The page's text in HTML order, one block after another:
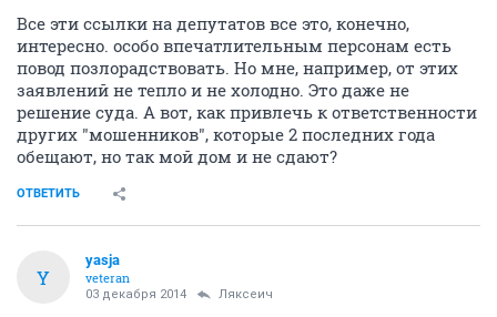
Все эти ссылки на депутатов все это, конечно,
интересно. особо впечатлительным персонам есть
повод позлорадствовать. Но мне, например, от этих
заявлений не тепло и не холодно. Это даже не
решение суда. А вот, как привлечь к ответственности
других "мошенников", которые 2 последних года
обещают, но так мой дом и не сдают?
ОТВЕТИТЬ
Y
yasja
veteran
03 декабря 2014 Ляксеич